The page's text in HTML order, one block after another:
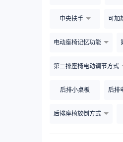
中央扶手 可加
电动座椅记忆功能
第二排座椅电动调节方式
后排小桌板 后排
后排座椅放倒方式